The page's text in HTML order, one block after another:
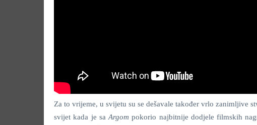
Za to vrijeme, u svijetu su se dešavale također vrlo zanimljive
svijet kada je saArgom pokorio najbitnije dodjele filmskih